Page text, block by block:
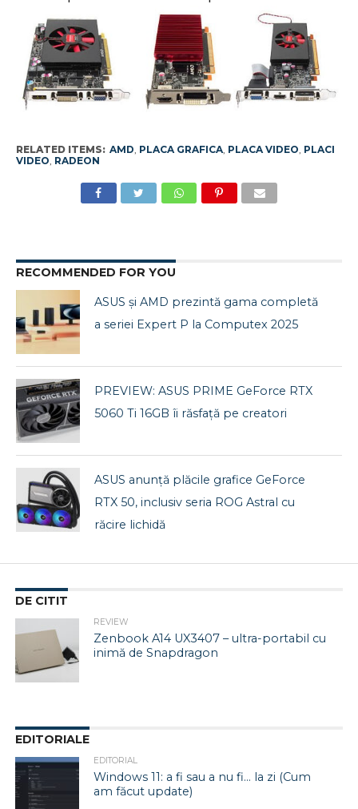
RELATED ITEMS: AMD PLACA GRAFICA, PLACA VIDEO PLACI
VIDEO RADEON
RECOMMENDED FOR YOU
ASUS și AMD prezintă gama completă
a seriei Expert P la Computex 2025
PREVIEW: ASUS PRIME GeForce RTX
5060 Ti 16GB îi răsfață pe creatori
ASUS anunță plăcile grafice GeForce
RTX 50, inclusiv seria ROG Astral cu
răcire lichidă
DE CITIT
REVIEW
Zenbook A14 UX3407 – ultra-portabil cu
inimă de Snapdragon
EDITORIALE
EDITORIAL
Windows 11: a fi sau a nu fi… la zi (Cum
am făcut update)